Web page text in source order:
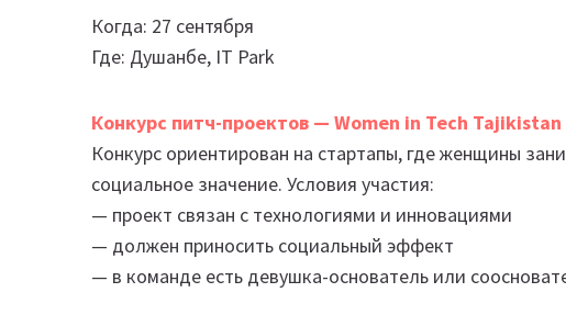
Когда: 27 сентября
Где: Душанбе, IT Park
Конкурс питч-проектов — Women in Tech Tajikistan
Конкурс ориентирован на стартапы, где женщины
социальное значение. Условия участия:
— проект связан с технологиями и инновациями
— должен приносить социальный эффект
— в команде есть девушка-основатель или